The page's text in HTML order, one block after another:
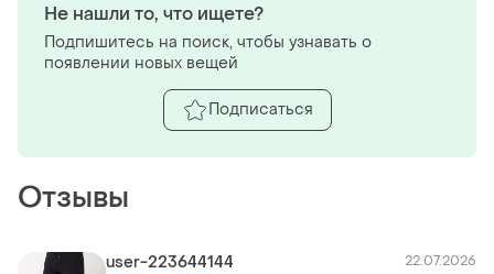
Отзывы
user-223644144 22.07.2026
Не нашли то, что ищете?
Подпишитесь на поиск, чтобы узнавать о
появлении новых вещей
Подписаться